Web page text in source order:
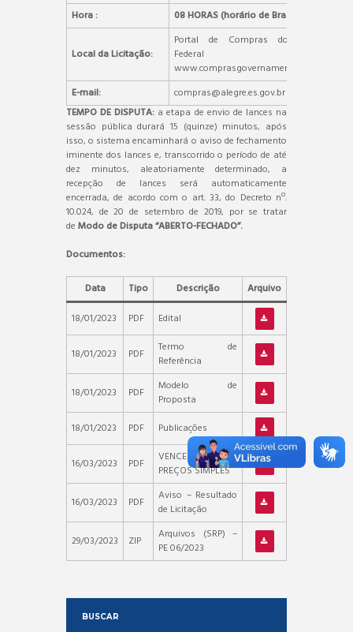
Hora :
08 HORAS (horário de Brasília)
Local da Licitação:
Portal de Compras do Governo
Federal –
www.comprasgovernamentais.gov.br.
E-mail:
compras@alegre.es.gov.br
TEMPO DE DISPUTA: a etapa de envio de lances na
sessão pública durará 15 (quinze) minutos, após
isso, o sistema encaminhará o aviso de fechamento
iminente dos lances e, transcorrido o período de até
dez minutos, aleatoriamente determinado, a
recepção de lances será automaticamente
encerrada, de acordo com o art. 33, do Decreto nº.
10.024, de 20 de setembro de 2019, por se tratar
de Modo de Disputa “ABERTO-FECHADO”.
Documentos:
Data Tipo Descrição
Arquivo
18/01/2023
PDF Edital
18/01/2023 PDF
Termo de
Referência
18/01/2023
PDF
Modelo de
Proposta
18/01/2023
PDF Publicações
16/03/2023 PDF
VENCEDORES DE
PREÇOS SIMPLES
16/03/2023
PDF
Aviso – Resultado
de Licitação
29/03/2023
ZIP
Arquivos (SRP) –
PE 06/2023
BUSCAR